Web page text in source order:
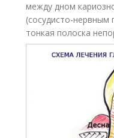
между дном
(сосудисто-нервным
тонкая полоска